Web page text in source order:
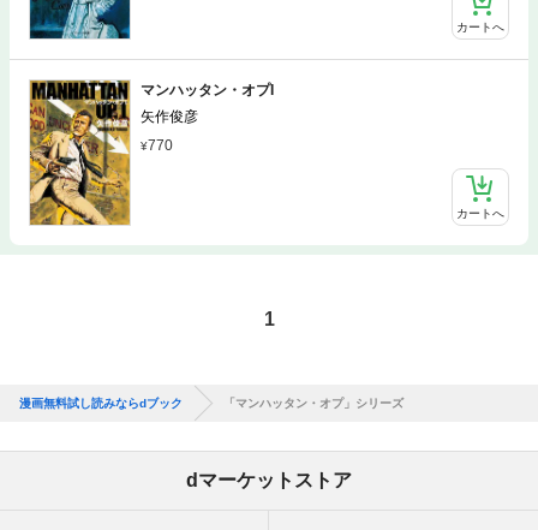
カートへ
マンハッタン・オプI
矢作俊彦
770
カートへ
1
漫画無料試し読みならdブック 「マンハッタン・オプ」シリーズ
dマーケットストア